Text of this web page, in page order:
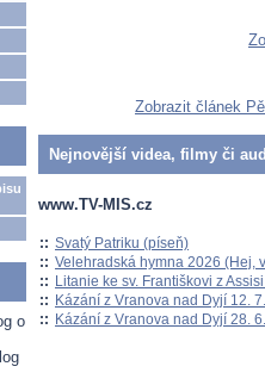
o
Zobrazit článek
Nejnovější videa, filmy či
www.TV-MIS.cz
:: Svatý Patriku (píseň)
:: Velehradská hymna 2026 (Hej,
:: Litanie ke sv. Františkovi z
:: Kázání z Vranova nad Dyjí 12.
:: Kázání z Vranova nad Dyjí 28.